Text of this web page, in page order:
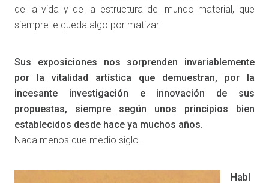
de la vida y de la estructura del mundo material, que
siempre le queda algo por matizar.
Sus exposiciones nos sorprenden invariablemente
por la vitalidad artística que demuestran, por la
incesante investigación e innovación de sus
propuestas, siempre según unos principios bien
establecidos desde hace ya muchos años.
Nada menos que medio siglo.
Habl